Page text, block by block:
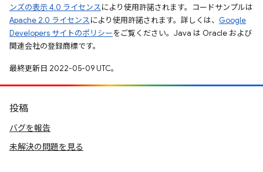
ンズの表示 4.0 ライセンスにより使用許諾されます。コードサンプルは
Apache 2.0 ライセンスにより使用許諾されます。詳しくは、 Google
Developers サイトのポリシーをご覧ください。Java は Oracle および
関連会社の登録商標です。
最終更新日 2022-05-09 UTC。
投稿
バグを報告
未解決の問題を見る